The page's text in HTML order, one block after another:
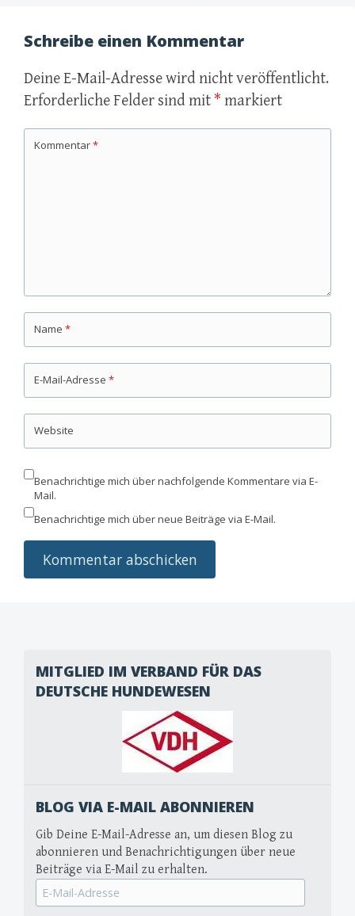
Schreibe einen Kommentar
Deine E-Mail-Adresse wird nicht veröffentlicht.
Erforderliche Felder sind mit * markiert
Kommentar*
Name *
E-Mail-Adresse *
Website
Benachrichtige mich über nachfolgende Kommentare via E-
Mail.
Benachrichtige mich über neue Beiträge via E-Mail.
MITGLIED IM VERBAND FÜR DAS
DEUTSCHE HUNDEWESEN
BLOG VIA E-MAIL ABONNIEREN
Gib Deine E-Mail-Adresse an, um diesen Blog zu
abonnieren und Benachrichtigungen über neue
Beiträge via E-Mail zu erhalten.
E-
Mail-